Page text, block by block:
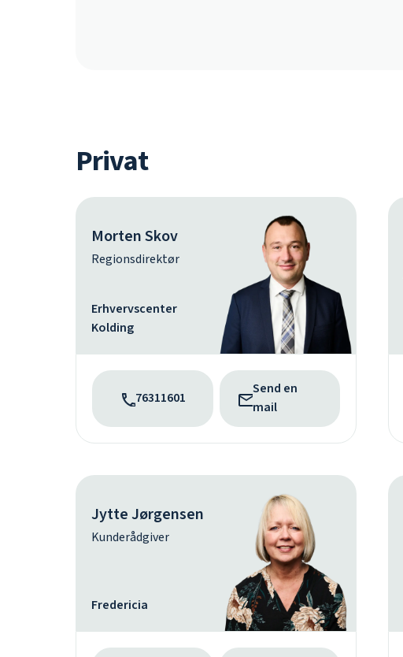
Privat
Morten Skov
Regionsdirektør
Erhvervscenter
Kolding
76311601
Send en
mail
Jytte Jørgensen
Kunderådgiver
Fredericia